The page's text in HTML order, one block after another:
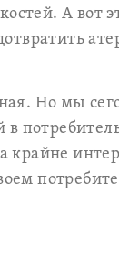
А вот
Но мы
крайне